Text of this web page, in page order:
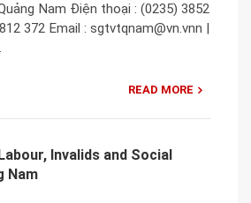
Nam Điện thoại : (0235) 3852
372 Email : sgtvtqnam@vn.vnn |
READ MORE
Invalids and Social
Nam